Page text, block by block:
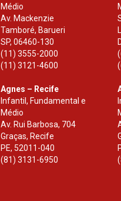
Médio
Av. Mackenzie
Tamboré, Barueri
SP,06460-130
(11) 3555-2000
(11) 3121-4600
Agnes – Recife
Infantil, Fundamental e
Médio
Av. Rui Barbosa, 704
Graças, Recife
PE, 52011-040
(81) 3131-6950